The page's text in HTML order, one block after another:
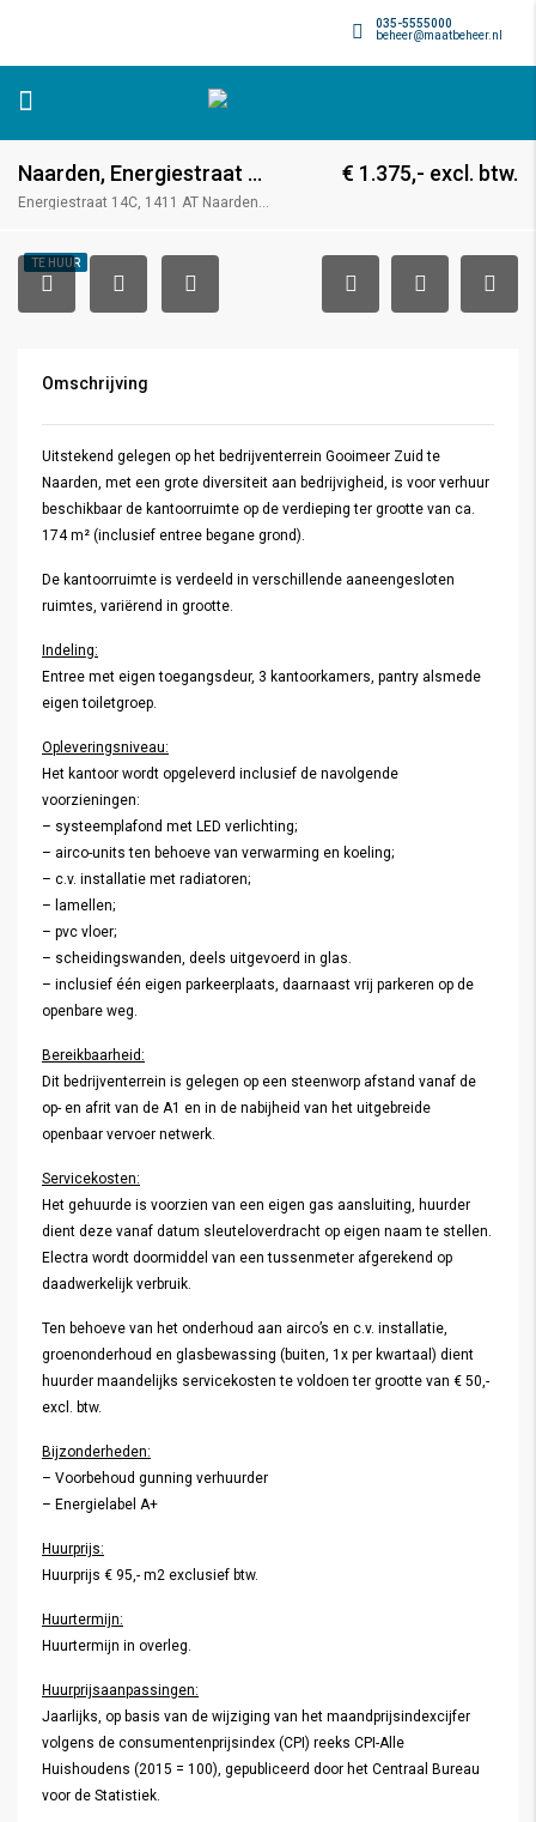
035-5555000
beheer@maatbeheer.nl
Naarden, Energiestraat 14 C
Energiestraat 14C, 1411 AT Naarden, Nederland
€ 1.375,- excl. btw.
TE HUUR
Omschrijving
Uitstekend gelegen op het bedrijventerrein Gooimeer Zuid te
Naarden, met een grote diversiteit aan bedrijvigheid, is voor verhuur
beschikbaar de kantoorruimte op de verdieping ter grootte van ca.
174 m² (inclusief entree begane grond).
De kantoorruimte is verdeeld in verschillende aaneengesloten
ruimtes, variërend in grootte.
Indeling:
Entree met eigen toegangsdeur, 3 kantoorkamers, pantry alsmede
eigen toiletgroep.
Opleveringsniveau:
Het kantoor wordt opgeleverd inclusief de navolgende
voorzieningen:
– systeemplafond met LED verlichting;
– airco-units ten behoeve van verwarming en koeling;
– c.v. installatie met radiatoren;
– lamellen;
– pvc vloer;
– scheidingswanden, deels uitgevoerd in glas.
– inclusief één eigen parkeerplaats, daarnaast vrij parkeren op de
openbare weg.
Bereikbaarheid:
Dit bedrijventerrein is gelegen op een steenworp afstand vanaf de
op- en afrit van de A1 en in de nabijheid van het uitgebreide
openbaar vervoer netwerk.
Servicekosten:
Het gehuurde is voorzien van een eigen gas aansluiting, huurder
dient deze vanaf datum sleuteloverdracht op eigen naam te stellen.
Electra wordt doormiddel van een tussenmeter afgerekend op
daadwerkelijk verbruik.
Ten behoeve van het onderhoud aan airco’s en c.v. installatie,
groenonderhoud en glasbewassing (buiten, 1x per kwartaal) dient
huurder maandelijks servicekosten te voldoen ter grootte van € 50,-
excl. btw.
Bijzonderheden:
– Voorbehoud gunning verhuurder
– Energielabel A+
Huurprijs:
Huurprijs € 95,- m2 exclusief btw.
Huurtermijn:
Huurtermijn in overleg.
Huurprijsaanpassingen:
Jaarlijks, op basis van de wijziging van het maandprijsindexcijfer
volgens de consumentenprijsindex (CPI) reeks CPI-Alle
Huishoudens (2015 = 100), gepubliceerd door het Centraal Bureau
voor de Statistiek.